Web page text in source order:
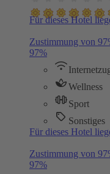
Für dieses Hotel
Zustimmung von
97%
Wellness
Sport
Sonstiges
Für dieses Hotel
Zustimmung von
97%